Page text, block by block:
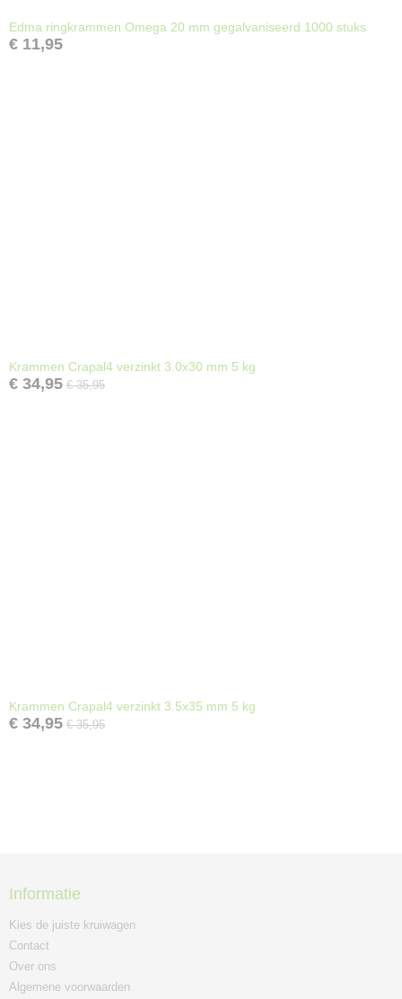
Edma ringkrammen Omega 20 mm gegalvaniseerd 1000 stuks
€ 11,95
Krammen Crapal4 verzinkt 3.0x30 mm 5 kg
€ 34,95 € 35,95
Krammen Crapal4 verzinkt 3.5x35 mm 5 kg
€ 34,95 € 35,95
Informatie
Kies de juiste kruiwagen
Contact
Over ons
Algemene voorwaarden